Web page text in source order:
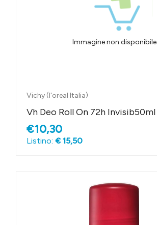
Immagine non disponibile
Vichy (l'oreal Italia)
Vh Deo Roll On 72h Invisib50ml
€10,30
Listino: € 15,50